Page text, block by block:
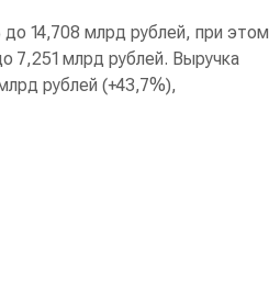
до 14,708 млрд рублей, при этом
7,251 млрд рублей. Выручка
рублей (+43,7%),